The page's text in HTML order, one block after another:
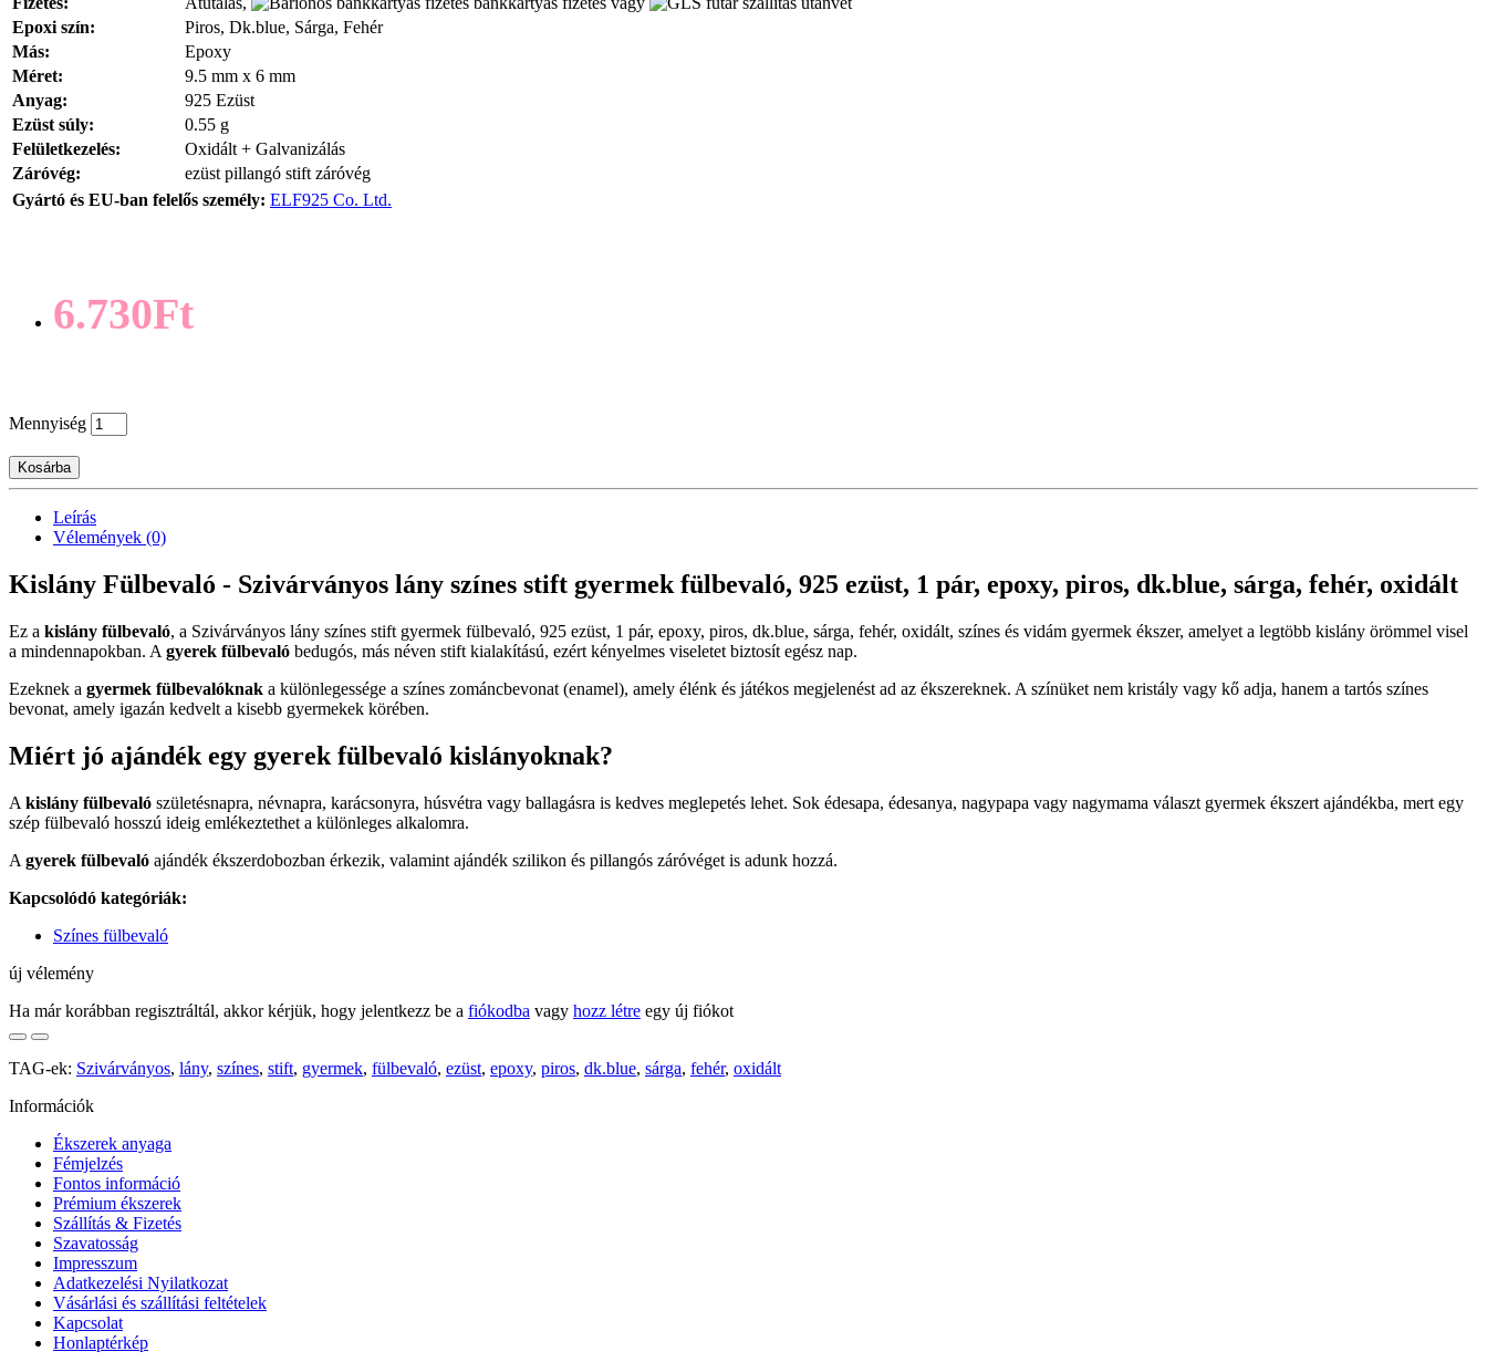
Epoxi szín:
Piros, Dk.blue, Sárga, Fehér
Más:
Epoxy
Méret:
9.5 mm x 6 mm
Anyag:
925 Ezüst
Ezüst súly:
0.55 g
Felületkezelés:
Oxidált + Galvanizálás
Záróvég:
ezüst pillangó stift záróvég
Gyártó és EU-ban felelős személy: ELF925 Co. Ltd.
6.730Ft
Mennyiség
Kosárba
Leírás
Vélemények (0)
Kislány Fülbevaló - Szivárványos lány színes stift gyermek fülbevaló, 925 ezüst, 1 pár, epoxy, piros, dk.blue, sárga, fehér, oxidált
Ez a kislány fülbevaló, a Szivárványos lány színes stift gyermek fülbevaló, 925 ezüst, 1 pár, epoxy, piros, dk.blue, sárga, fehér, oxidált, színes és vidám gyermek ékszer, amelyet a legtöbb kislány örömmel visel
a mindennapokban. A gyerek fülbevaló bedugós, más néven stift kialakítású, ezért kényelmes viseletet biztosít egész nap.
Ezeknek a gyermek fülbevalóknak a különlegessége a színes zománcbevonat (enamel), amely élénk és játékos megjelenést ad az ékszereknek. A színüket nem kristály vagy kő adja, hanem a tartós színes
bevonat, amely igazán kedvelt a kisebb gyermekek körében.
Miért jó ajándék egy gyerek fülbevaló kislányoknak?
A kislány fülbevaló születésnapra, névnapra, karácsonyra, húsvétra vagy ballagásra is kedves meglepetés lehet. Sok édesapa, édesanya, nagypapa vagy nagymama választ gyermek ékszert ajándékba, mert egy
szép fülbevaló hosszú ideig emlékeztethet a különleges alkalomra.
A gyerek fülbevaló ajándék ékszerdobozban érkezik, valamint ajándék szilikon és pillangós záróvéget is adunk hozzá.
Kapcsolódó kategóriák:
Színes fülbevaló
új vélemény
Ha már korábban regisztráltál, akkor kérjük, hogy jelentkezz be a fiókodba vagy hozz létre egy új fiókot
TAG-ek: Szivárványos, lány, színes, stift, gyermek, fülbevaló, ezüst, epoxy, piros, dk.blue, sárga, fehér, oxidált
Információk
Ékszerek anyaga
Fémjelzés
Fontos információ
Prémium ékszerek
Szállítás & Fizetés
Szavatosság
Impresszum
Adatkezelési Nyilatkozat
Vásárlási és szállítási feltételek
Kapcsolat
Honlaptérkép